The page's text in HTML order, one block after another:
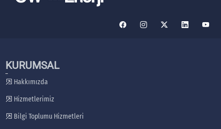
KURUMSAL
Hakkımızda
Hizmetlerimiz
Bilgi Toplumu Hizmetleri